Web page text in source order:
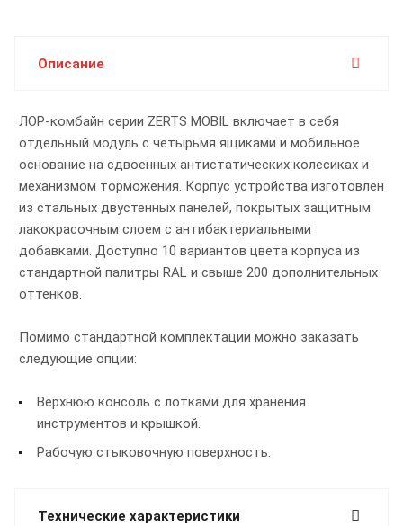
Описание
ЛОР-комбайн серии ZERTS MOBIL включает в себя
отдельный модуль с четырьмя ящиками и мобильное
основание на сдвоенных антистатических колесиках и
механизмом торможения. Корпус устройства изготовлен
из стальных двустенных панелей, покрытых защитным
лакокрасочным слоем с антибактериальными
добавками. Доступно 10 вариантов цвета корпуса из
стандартной палитры RAL и свыше 200 дополнительных
оттенков.
Помимо стандартной комплектации можно заказать
следующие опции:
Верхнюю консоль с лотками для хранения
инструментов и крышкой.
Рабочую стыковочную поверхность.
Технические характеристики